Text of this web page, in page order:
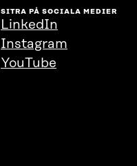
SITRA PÅ SOCIALA MEDIER
LinkedIn
Instagram
YouTube